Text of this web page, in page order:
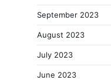
September 2023
August 2023
July 2023
June 2023